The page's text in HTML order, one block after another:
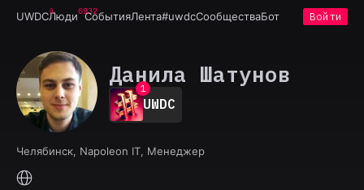
UWDCЛюди6932
СобытияЛента#uwdcСообществаБот Войти
Данила Шатунов
0
1
2
3
5
UWDC
Челябинск, Napoleon IT, Менеджер